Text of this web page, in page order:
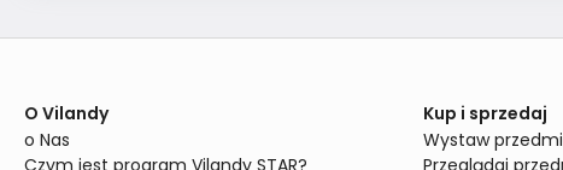
O Vilandy
o Nas
Czym jest program Vilandy STAR?
Kup i sprzedaj
Wystaw
Przeglądaj